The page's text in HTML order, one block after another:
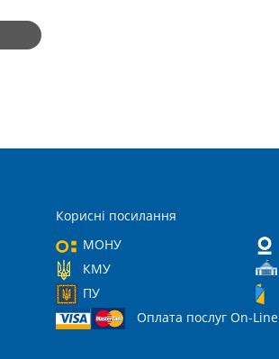
Корисні посилання
МОНУ
КМУ
ПУ
Оплата послуг On-Line